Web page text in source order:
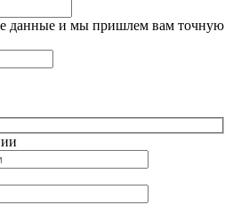
данные и мы пришлем вам точную